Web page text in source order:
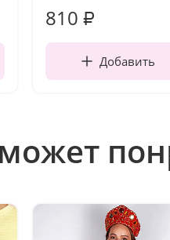
810 ₽
Добавить